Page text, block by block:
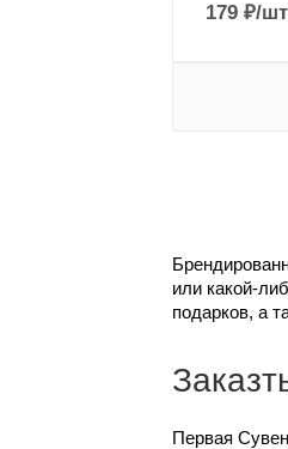
179 ₽/шт
или какой-
подарков, а
Первая